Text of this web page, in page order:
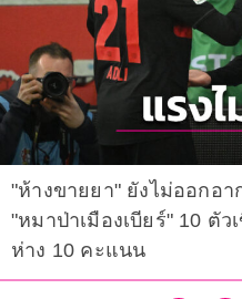
"ห้างขายยา" ยังไม่ออกอ
"หมาป่าเมืองเบียร์" 10 ตั
ห่าง 10 คะแนน